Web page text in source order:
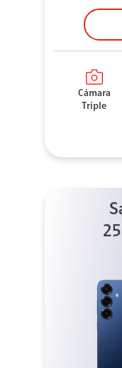
Cámara
Triple